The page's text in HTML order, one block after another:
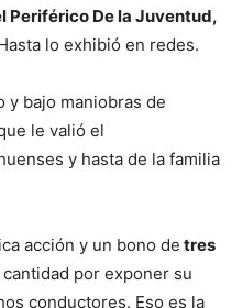
Periférico De la Juventud,
lo exhibió en redes.
y bajo maniobras de
le valió el
y hasta de la familia
acción y un bono de tres
por exponer su
conductores. Eso es la